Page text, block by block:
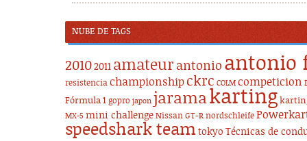
NUBE DE TAGS
20102011 amateur antonio antonio
resistencia championship ckrc COLM competicion
Fórmula 1 gopro japon jaramakarting
MX-5 mini challenge Nissan GT-R nordschleife
speedshark team tokyo Técnicas de